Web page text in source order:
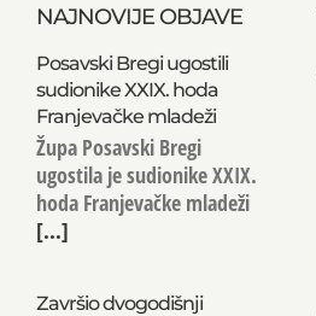
NAJNOVIJE OBJAVE
Posavski Bregi ugostili
sudionike XXIX. hoda
Franjevačke mladeži
Župa Posavski Bregi
ugostila je sudionike XXIX.
hoda Franjevačke mladeži
[...]
Završio dvogodišnji